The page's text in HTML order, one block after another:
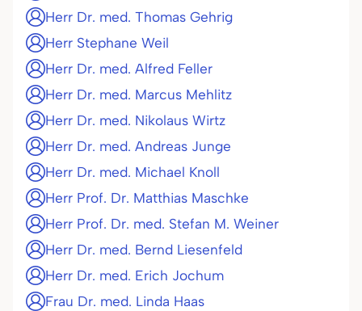
Herr Dr. med. Thomas Gehrig
Herr Stephane Weil
Herr Dr. med. Alfred Feller
Herr Dr. med. Marcus Mehlitz
Herr Dr. med. Nikolaus Wirtz
Herr Dr. med. Andreas Junge
Herr Dr. med. Michael Knoll
Herr Prof. Dr. Matthias Maschke
Herr Prof. Dr. med. Stefan M. Weiner
Herr Dr. med. Bernd Liesenfeld
Herr Dr. med. Erich Jochum
Frau Dr. med. Linda Haas